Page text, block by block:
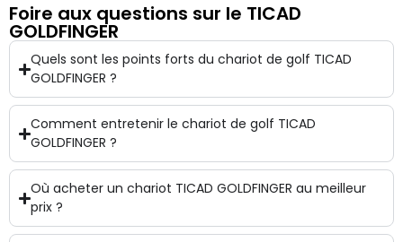
Foire aux questions sur le TICAD
GOLDFINGER
Quels sont les points forts du chariot de golf TICAD
GOLDFINGER ?
Comment entretenir le chariot de golf TICAD
GOLDFINGER ?
Où acheter un chariot TICAD GOLDFINGER au meilleur
prix ?